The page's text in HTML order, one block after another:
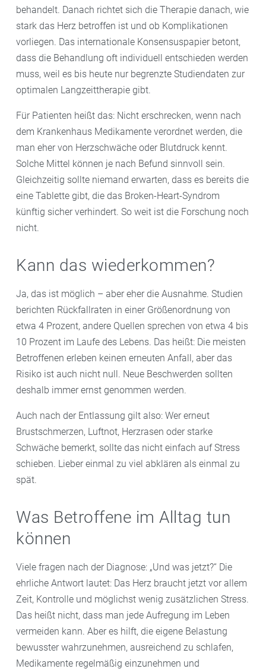
behandelt. Danach richtet sich die Therapie danach, wie
stark das Herz betroffen ist und ob Komplikationen
vorliegen. Das internationale Konsensuspapier betont,
dass die Behandlung oft individuell entschieden werden
muss, weil es bis heute nur begrenzte Studiendaten zur
optimalen Langzeittherapie gibt.
Für Patienten heißt das: Nicht erschrecken, wenn nach
dem Krankenhaus Medikamente verordnet werden, die
man eher von Herzschwäche oder Blutdruck kennt.
Solche Mittel können je nach Befund sinnvoll sein.
Gleichzeitig sollte niemand erwarten, dass es bereits die
eine Tablette gibt, die das Broken-Heart-Syndrom
künftig sicher verhindert. So weit ist die Forschung noch
nicht.
Kann das wiederkommen?
Ja, das ist möglich – aber eher die Ausnahme. Studien
berichten Rückfallraten in einer Größenordnung von
etwa 4 Prozent, andere Quellen sprechen von etwa 4 bis
10 Prozent im Laufe des Lebens. Das heißt: Die meisten
Betroffenen erleben keinen erneuten Anfall, aber das
Risiko ist auch nicht null. Neue Beschwerden sollten
deshalb immer ernst genommen werden.
Auch nach der Entlassung gilt also: Wer erneut
Brustschmerzen, Luftnot, Herzrasen oder starke
Schwäche bemerkt, sollte das nicht einfach auf Stress
schieben. Lieber einmal zu viel abklären als einmal zu
spät.
Was Betroffene im Alltag tun
können
Viele fragen nach der Diagnose: „Und was jetzt?“ Die
ehrliche Antwort lautet: Das Herz braucht jetzt vor allem
Zeit, Kontrolle und möglichst wenig zusätzlichen Stress.
Das heißt nicht, dass man jede Aufregung im Leben
vermeiden kann. Aber es hilft, die eigene Belastung
bewusster wahrzunehmen, ausreichend zu schlafen,
Medikamente regelmäßig einzunehmen und